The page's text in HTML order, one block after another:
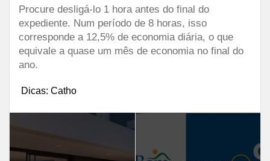
Procure desligá-lo 1 hora antes do final do
expediente. Num período de 8 horas, isso
corresponde a 12,5% de economia diária, o que
equivale a quase um mês de economia no final do
ano.
Dicas: Catho